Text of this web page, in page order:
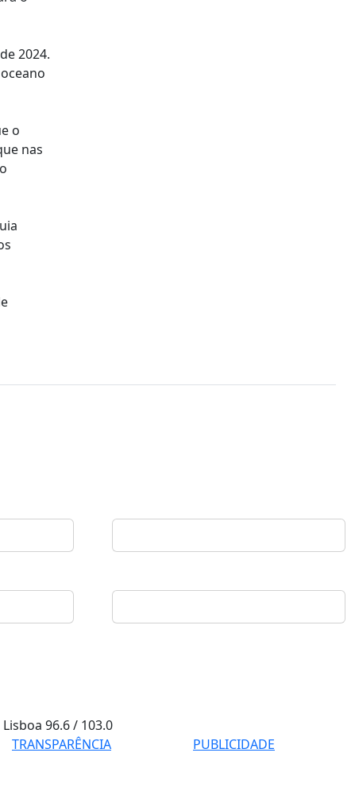
2024.
o
nas
Lisboa96.6 / 103.0
TRANSPARÊNCIA
PUBLICIDADE